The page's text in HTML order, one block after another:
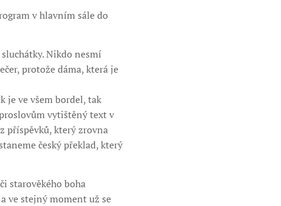
v hlavním sále do
Nikdo nesmí
protože dáma, která je
je ve všem bordel, tak
vytištěný text v
příspěvků, který zrovna
český překlad, který
starověkého boha
ve stejný moment už se